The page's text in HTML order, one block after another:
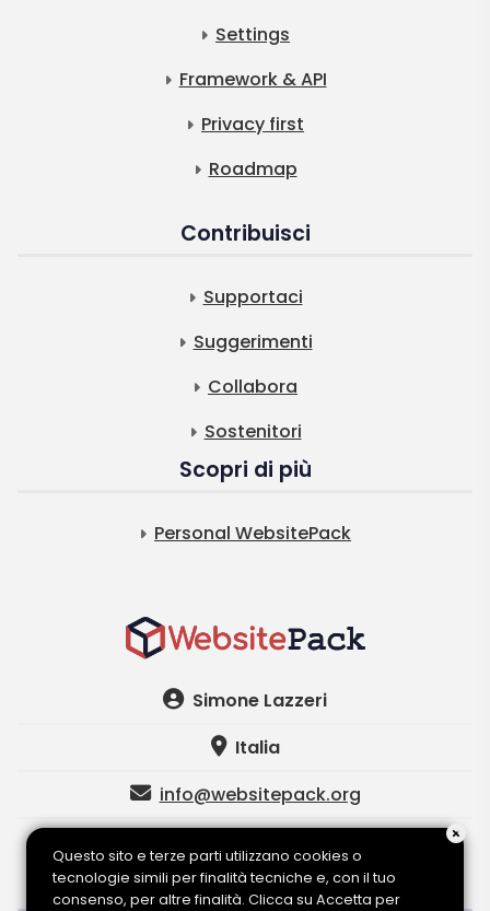
Settings
Framework & API
Privacy first
Roadmap
Contribuisci
Supportaci
Suggerimenti
Collabora
Sostenitori
Scopri di più
Personal WebsitePack
Simone Lazzeri
Italia
info@websitepack.org
Questo sito e terze parti utilizzano cookies o
tecnologie simili per finalità tecniche e, con il tuo
consenso, per altre finalità. Clicca su Accetta per